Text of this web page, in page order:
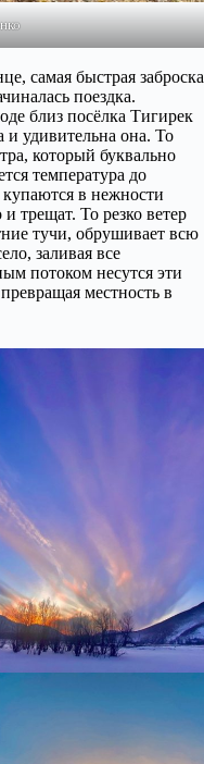
самая быстрая заброска
поездка.
близ посёлка Тигирек
и удивительна она. То
который буквально
температура до
купаются в нежности
трещат. То резко ветер
тучи, обрушивает всю
заливая все
потоком несутся эти
местность в